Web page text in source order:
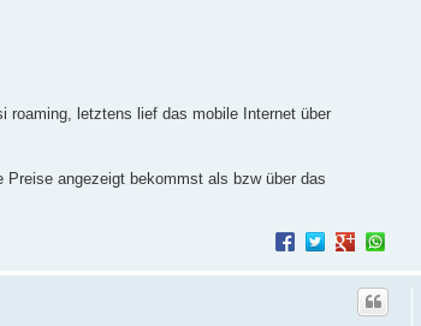
roaming, letztens lief das mobile Internet über
angezeigt bekommst als bzw über das